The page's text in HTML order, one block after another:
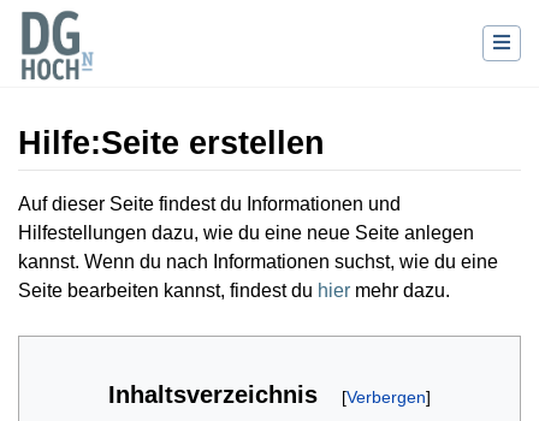
Hilfe:Seite erstellen
Wechseln zu:Navigation,Suche
Auf dieser Seite findest du Informationen und
Hilfestellungen dazu, wie du eine neue Seite anlegen
kannst. Wenn du nach Informationen suchst, wie du eine
Seite bearbeiten kannst, findest du hier mehr dazu.
Inhaltsverzeichnis